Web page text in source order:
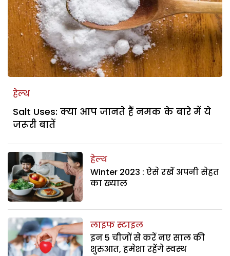
हेल्थ
Salt Uses: क्या आप जानते हैं नमक के बारे में ये
जरूरी बातें
हेल्थ
Winter 2023 : ऐसे रखें अपनी सेहत
का ख्याल
लाइफ स्टाइल
इन 5 चीजों से करें नए साल की
शुरुआत, हमेशा रहेंगे स्वस्थ